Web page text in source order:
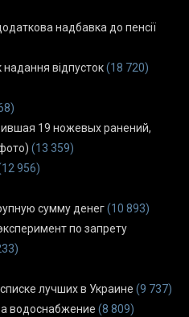
надбавка до пенсії
надання відпусток(18 720)
19 ножевых ранений,
(13 359)
956)
сумму денег(10 893)
по запрету
лучших в Украине (9 737)
водоснабжение (8 809)